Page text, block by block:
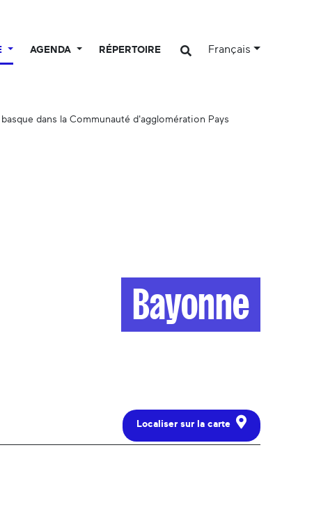
AGENDA RÉPERTOIRE Français
dans la Communauté d'agglomération Pays
Bayonne
Localiser sur la carte